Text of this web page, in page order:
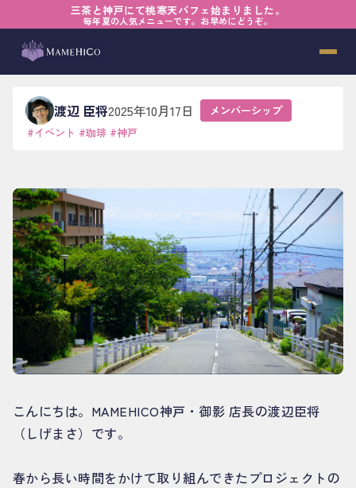
三茶と神戸にて桃寒天パフェ始まりました。
毎年夏の人気メニューです。お早めにどうぞ。
ブログ› メンバーシップ› 御影珈琲野点（のだて）参加者募集中
御影珈琲野点（のだて）参加者募集中
渡辺 臣将2025年10月17日
メンバーシップ
#イベント #珈琲 #神戸
こんにちは。MAMEHICO神戸・御影 店長の渡辺臣将
（しげまさ）です。
春から長い時間をかけて取り組んできたプロジェクトの